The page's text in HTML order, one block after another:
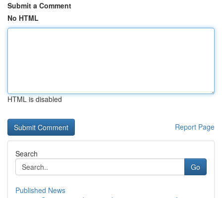
Submit a Comment
No HTML
HTML is disabled
Report Page
Search
Go
Published News